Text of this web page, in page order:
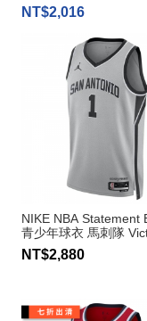
NT$2,016
NIKE NBA Statement
青少年球衣 馬刺隊
Wembanyama
NT$2,880